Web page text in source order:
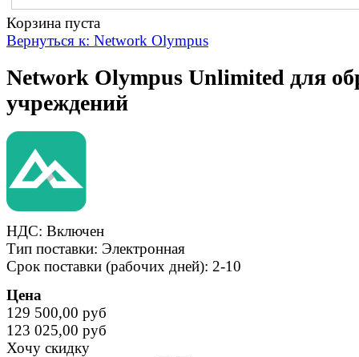
Корзина пуста
Вернуться к: Network Olympus
Network Olympus Unlimited для
учреждений
НДС: Включен
Тип поставки: Электронная
Срок поставки (рабочих дней): 2-10
Цена
129 500,00 руб
123 025,00 руб
Хочу скидку